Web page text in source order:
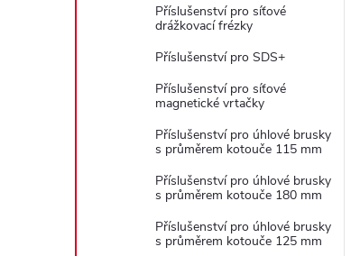
Příslušenství pro síťové
drážkovací frézky
Příslušenství pro SDS+
Příslušenství pro síťové
magnetické vrtačky
Příslušenství pro úhlové brusky
s průměrem kotouče 115 mm
Příslušenství pro úhlové brusky
s průměrem kotouče 180 mm
Příslušenství pro úhlové brusky
s průměrem kotouče 125 mm